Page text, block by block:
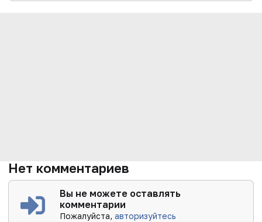
Нет комментариев
Вы не можете оставлять
комментарии
Пожалуйста,авторизуйтесь